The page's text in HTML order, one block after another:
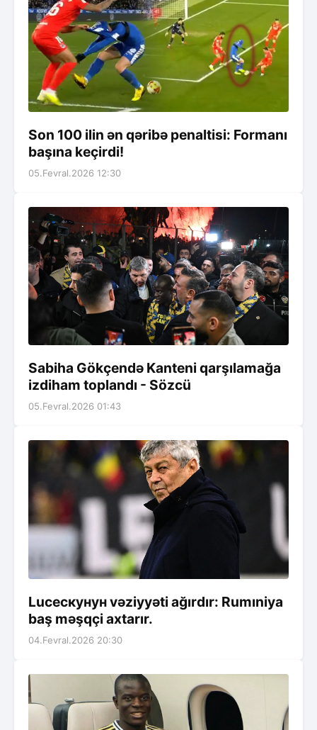
Son 100 ilin ən qəribə penaltisi: Formanı
başına keçirdi!
05.Fevral.2026 12:30
Sabiha Gökçendə Kanteni qarşılamağa
izdiham toplandı - Sözcü
05.Fevral.2026 01:43
Luceскунун vəziyyəti ağırdır: Rumıniya
baş məşqçi axtarır.
04.Fevral.2026 20:30